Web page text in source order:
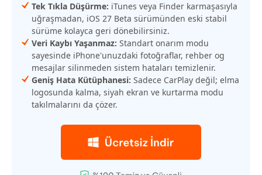
Tek Tıkla Düşürme: iTunes veya Finder karmaşasıyla
uğraşmadan, iOS 27 Beta sürümünden eski stabil
sürüme kolayca geri dönebilirsiniz.
Veri Kaybı Yaşanmaz: Standart onarım modu
sayesinde iPhone'unuzdaki fotoğraflar, rehber og
mesajlar silinmeden sistem hataları temizlenir.
Geniş Hata Kütüphanesi: Sadece CarPlay değil; elma
logosunda kalma, siyah ekran ve kurtarma modu
takılmalarını da çözer.